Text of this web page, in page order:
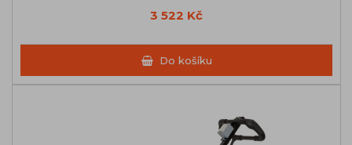
3 522 Kč
Do košíku